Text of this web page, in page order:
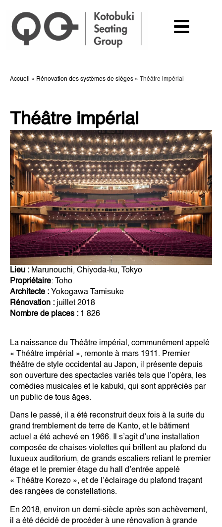
Accueil » Rénovation des systèmes de sièges » Théâtre impérial
Théâtre impérial
Lieu : Marunouchi, Chiyoda-ku, Tokyo
Propriétaire: Toho
Architecte : Yokogawa Tamisuke
Rénovation : juillet 2018
Nombre de places : 1 826
La naissance du Théâtre impérial, communément appelé
« Théâtre impérial », remonte à mars 1911. Premier
théâtre de style occidental au Japon, il présente depuis
son ouverture des spectacles variés tels que l’opéra, les
comédies musicales et le kabuki, qui sont appréciés par
un public de tous âges.
Dans le passé, il a été reconstruit deux fois à la suite du
grand tremblement de terre de Kanto, et le bâtiment
actuel a été achevé en 1966. Il s’agit d’une installation
composée de chaises violettes qui brillent au plafond du
luxueux auditorium, de grands escaliers reliant le premier
étage et le premier étage du hall d’entrée appelé
« Théâtre Korezo », et de l’éclairage du plafond traçant
des rangées de constellations.
En 2018, environ un demi-siècle après son achèvement,
il a été décidé de procéder à une rénovation à grande